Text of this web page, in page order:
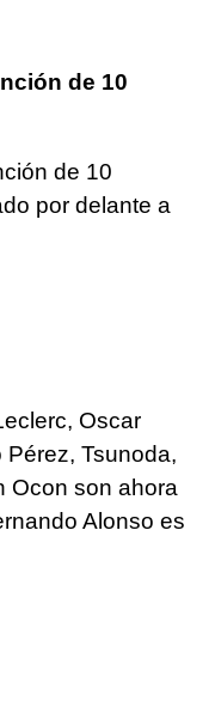
de 10
de 10
por delante a
Oscar
Pérez, Tsunoda,
Ocon son ahora
Alonso es